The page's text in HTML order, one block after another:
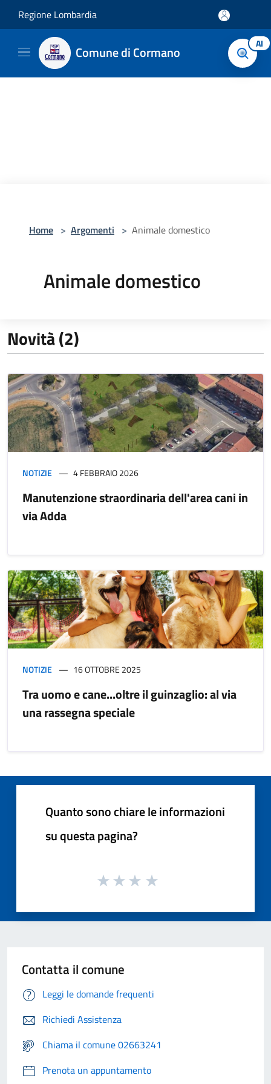
Regione Lombardia
Comune di Cormano AI
Home > Argomenti > Animale domestico
Animale domestico
Novità (2)
NOTIZIE 4 FEBBRAIO 2026
Manutenzione straordinaria dell'area cani in
via Adda
NOTIZIE 16 OTTOBRE 2025
Tra uomo e cane...oltre il guinzaglio: al via
una rassegna speciale
Quanto sono chiare le informazioni
su questa pagina?
Contatta il comune
Leggi le domande frequenti
Richiedi Assistenza
Chiama il comune 02663241
Prenota un appuntamento